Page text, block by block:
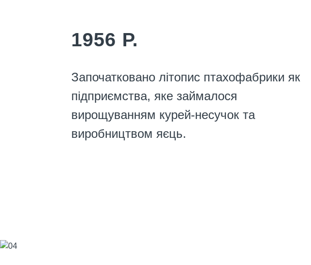
1956 Р.
Започатковано літопис птахофабрики як
підприємства, яке займалося
вирощуванням курей-несучок та
виробництвом яєць.